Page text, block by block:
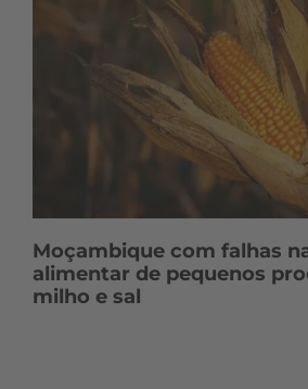
Moçambique com falhas
alimentar de pequenos
milho e sal